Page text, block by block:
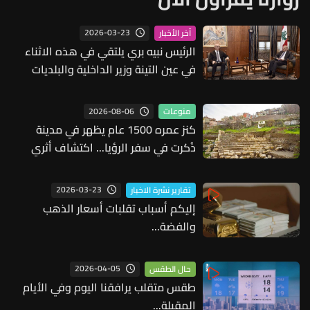
آخر الأخبار 2026-03-23
الرئيس نبيه بري يلتقي في هذه الاثناء
في عين التينة وزير الداخلية والبلديات
منوعات 2026-08-06
كنز عمره 1500 عام يظهر في مدينة
ذُكرت في سفر الرؤيا... اكتشاف أثري
تقارير نشرة الاخبار 2026-03-23
إليكم أسباب تقلبات أسعار الذهب
والفضة...
حال الطقس 2026-04-05
طقس متقلب يرافقنا اليوم وفي الأيام
المقبلة...